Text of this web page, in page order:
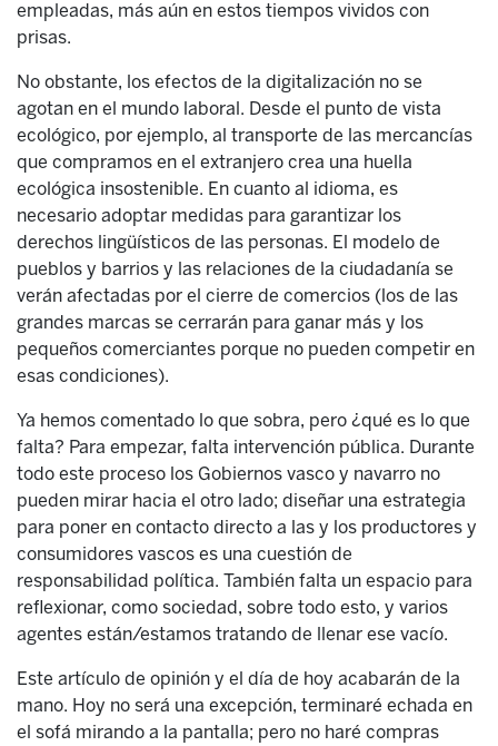
empleadas, más aún en estos tiempos vividos con
prisas.
No obstante, los efectos de la digitalización no se
agotan en el mundo laboral. Desde el punto de vista
ecológico, por ejemplo, al transporte de las mercancías
que compramos en el extranjero crea una huella
ecológica insostenible. En cuanto al idioma, es
necesario adoptar medidas para garantizar los
derechos lingüísticos de las personas. El modelo de
pueblos y barrios y las relaciones de la ciudadanía se
verán afectadas por el cierre de comercios (los de las
grandes marcas se cerrarán para ganar más y los
pequeños comerciantes porque no pueden competir en
esas condiciones).
Ya hemos comentado lo que sobra, pero ¿qué es lo que
falta? Para empezar, falta intervención pública. Durante
todo este proceso los Gobiernos vasco y navarro no
pueden mirar hacia el otro lado; diseñar una estrategia
para poner en contacto directo a las y los productores y
consumidores vascos es una cuestión de
responsabilidad política. También falta un espacio para
reflexionar, como sociedad, sobre todo esto, y varios
agentes están/estamos tratando de llenar ese vacío.
Este artículo de opinión y el día de hoy acabarán de la
mano. Hoy no será una excepción, terminaré echada en
el sofá mirando a la pantalla; pero no haré compras